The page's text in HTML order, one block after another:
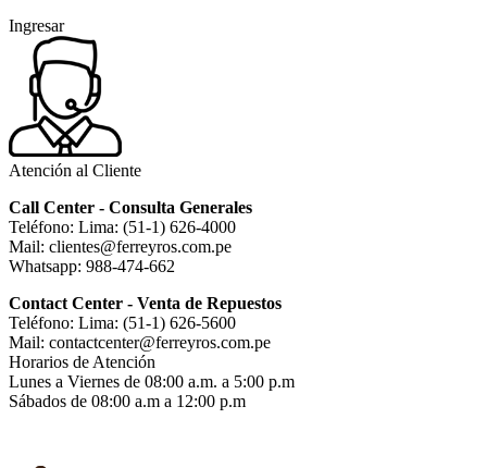
Ingresar
Atención al Cliente
Call Center - Consulta Generales
Teléfono: Lima: (51-1) 626-4000
Mail: clientes@ferreyros.com.pe
Whatsapp: 988-474-662
Contact Center - Venta de Repuestos
Teléfono: Lima: (51-1) 626-5600
Mail: contactcenter@ferreyros.com.pe
Horarios de Atención
Lunes a Viernes de 08:00 a.m. a 5:00 p.m
Sábados de 08:00 a.m a 12:00 p.m